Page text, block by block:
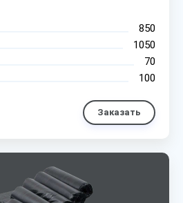
850
1050
70
100
Заказать